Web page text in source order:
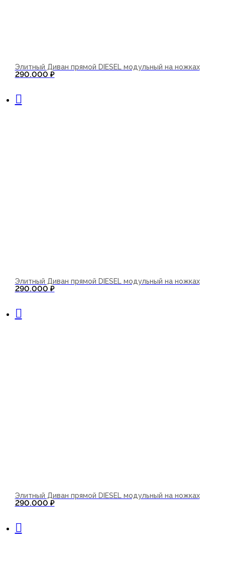
Элитный Диван прямой DIESEL модульный на ножках
290.000 ₽
Элитный Диван прямой DIESEL модульный на ножках
290.000 ₽
Элитный Диван прямой DIESEL модульный на ножках
290.000 ₽